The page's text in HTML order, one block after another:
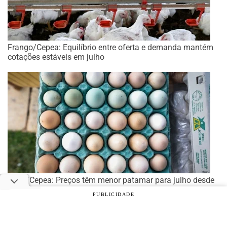
Frango/Cepea: Equilíbrio entre oferta e demanda mantém
cotações estáveis em julho
Ovos/Cepea: Preços têm menor patamar para julho desde
PUBLICIDADE